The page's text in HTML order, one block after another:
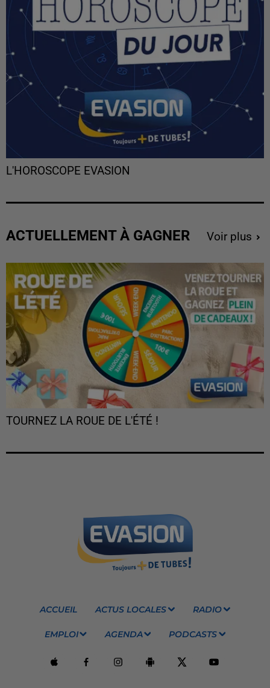
L'HOROSCOPE EVASION
ACTUELLEMENT À GAGNER Voir plus
TOURNEZ LA ROUE DE L'ÉTÉ !
ACCUEIL ACTUS LOCALES RADIO
EMPLOI AGENDA PODCASTS